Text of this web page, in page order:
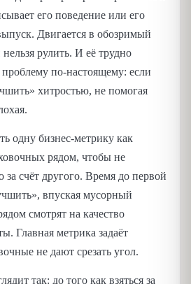
его поведение или его
Двигается в обозримый
рулить. И её трудно
по-настоящему: если
хитростью, не помогая
одну бизнес-метрику как
рядом, чтобы не
за счёт другого. Время до первой
впуская мусорный
смотрят на качество
Главная метрика задаёт
не дают срезать угол.
так: до того как взяться за